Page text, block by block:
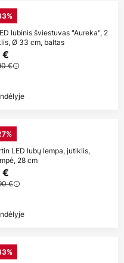
lubinis šviestuvas "Aureka", 2
Ø 33 cm, baltas
€
€
LED lubų lempa, jutiklis,
28 cm
€
€